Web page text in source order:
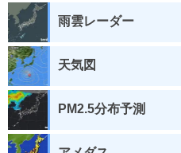
雨雲レーダー
天気図
PM2.5分布予測